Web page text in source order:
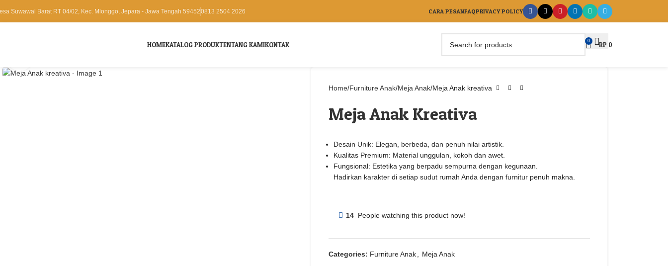
Suwawal Barat RT 04/02, Kec. Mlonggo, Jepara - Jawa Tengah 594520813 2504 2026 CARA PESANFAQPRIVACY POLICY
HOMEKATALOG PRODUKTENTANG KAMIKONTAK 0 RP 0
Home Furniture Anak Meja Anak Meja Anak kreativa
Meja Anak Kreativa
Desain Unik: Elegan, berbeda, dan penuh nilai artistik.
Kualitas Premium: Material unggulan, kokoh dan awet.
Fungsional: Estetika yang berpadu sempurna dengan kegunaan.
Hadirkan karakter di setiap sudut rumah Anda dengan furnitur penuh makna.
14 People watching this product now!
Categories: Furniture Anak Meja Anak